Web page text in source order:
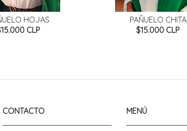
HOJAS
CLP
PAÑUELO CHITA
$15.000 CLP
CONTACTO MENÚ